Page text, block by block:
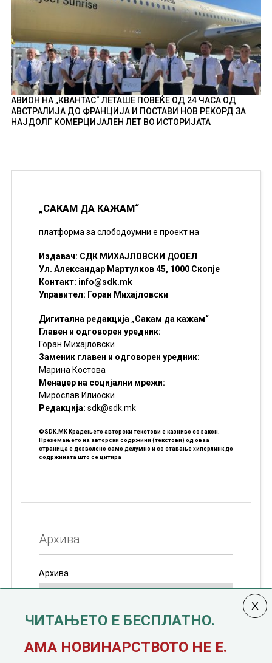
АВИОН НА „КВАНТАС“ ЛЕТАШЕ ПОВЕЌЕ ОД 24 ЧАСА ОД
АВСТРАЛИЈА ДО ФРАНЦИЈА И ПОСТАВИ НОВ РЕКОРД ЗА
НАЈДОЛГ КОМЕРЦИЈАЛЕН ЛЕТ ВО ИСТОРИЈАТА
„САКАМ ДА КАЖАМ“
платформа за слободоумни е проект на
Издавач: СДК МИХАЈЛОВСКИ ДООЕЛ
Ул. Александар Мартулков 45, 1000 Скопје
Контакт: info@sdk.mk
Управител: Горан Михајловски
Дигитална редакција „Сакам да кажам“
Главен и одговорен уредник:
Горан Михајловски
Заменик главен и одговорен уредник:
Марина Костова
Менаџер на социјални мрежи:
Мирослав Илиоски
Редакцијa: sdk@sdk.mk
©SDK.MK Крадењето авторски текстови е казниво со закон.
Преземањето на авторски содржини (текстови) од оваа
страница е дозволено само делумно и со ставање хиперлинк до
содржината што се цитира
Архива
Архива
јануари, 1991 година
ЧИТАЊЕТО Е БЕСПЛАТНО.
АМА НОВИНАРСТВОТО НЕ Е.